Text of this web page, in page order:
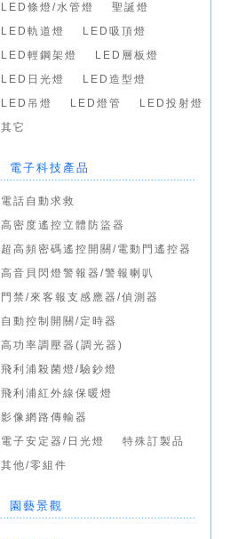
LED條燈/水管燈
聖誕燈
LED軌道燈
LED吸頂燈
LED輕鋼架燈
LED層板燈
LED日光燈
LED造型燈
LED吊燈
LED燈管
LED投射燈
其它
電子科技產品
電話自動求救
高密度遙控立體防盜器
超高頻密碼遙控開關/電動門遙控器
高音貝閃燈警報器/警報喇叭
門禁/來客報支感應器/偵測器
自動控制開關/定時器
高功率調壓器(調光器)
飛利浦殺菌燈/驗鈔燈
飛利浦紅外線保暖燈
影像網路傳輸器
電子安定器/日光燈
特殊訂製品
其他/零組件
園藝景觀